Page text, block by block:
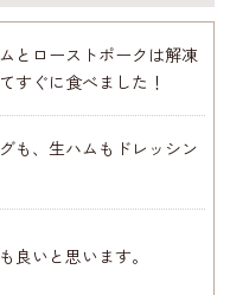
とローストポークは解凍
すぐに食べました！
も、生ハムもドレッシン
良いと思います。